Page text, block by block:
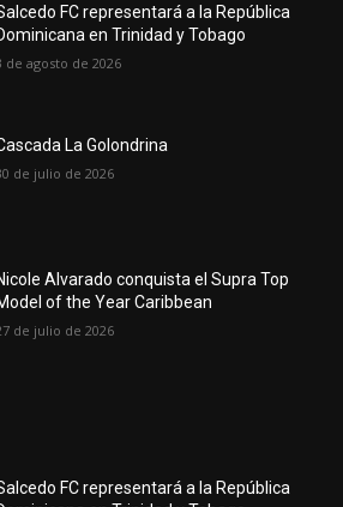
FC representará a la República
en Trinidad y Tobago
de agosto de 2026
La Golondrina
de julio de 2026
Alvarado conquista el Supra Top
of the Year Caribbean
de julio de 2026
FC representará a la República